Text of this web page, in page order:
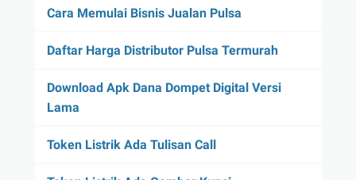
Cara Memulai Bisnis Jualan Pulsa
Daftar Harga Distributor Pulsa Termurah
Download Apk Dana Dompet Digital Versi
Lama
Token Listrik Ada Tulisan Call